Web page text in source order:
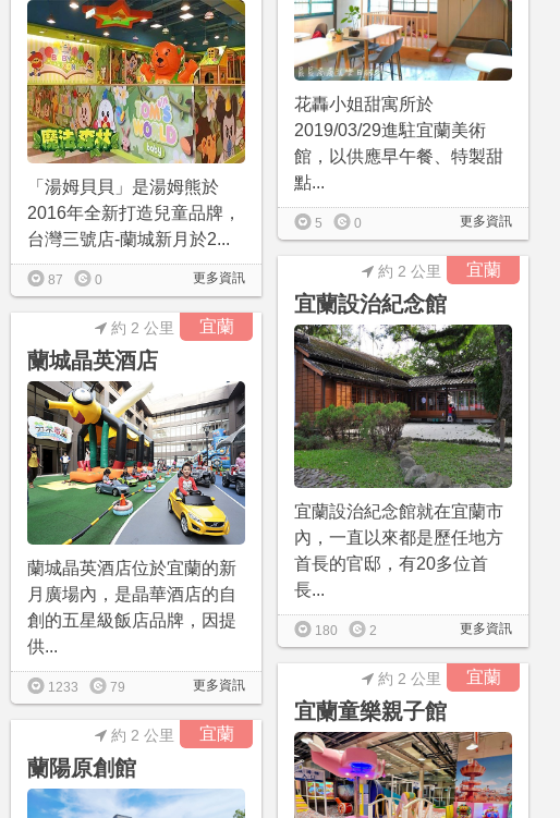
花轟小姐甜寓所於
2019/03/29進駐宜蘭美術
館，以供應早午餐、特製甜
點...
更多資訊
5 0
「湯姆貝貝」是湯姆熊於
2016年全新打造兒童品牌，
台灣三號店-蘭城新月於2...
更多資訊
87 0
宜蘭
約 2 公里
宜蘭設治紀念館
宜蘭設治紀念館就在宜蘭市
內，一直以來都是歷任地方
首長的官邸，有20多位首
長...
更多資訊
180 2
宜蘭
約 2 公里
蘭城晶英酒店
蘭城晶英酒店位於宜蘭的新
月廣場內，是晶華酒店的自
創的五星級飯店品牌，因提
供...
更多資訊
1233 79
宜蘭
約 2 公里
宜蘭童樂親子館
宜蘭
約 2 公里
蘭陽原創館